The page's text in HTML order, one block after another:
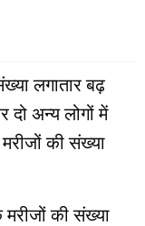
लगातार बढ़
दो अन्य लोगों में
की संख्या
मरीजों की संख्या